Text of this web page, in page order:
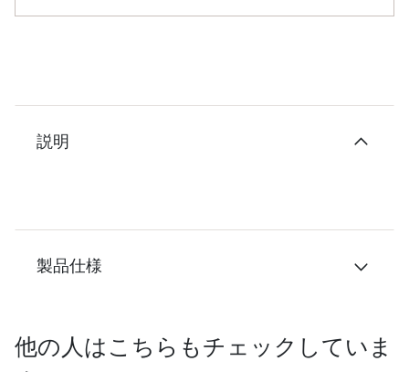
説明
製品仕様
他の人はこちらもチェックしていま